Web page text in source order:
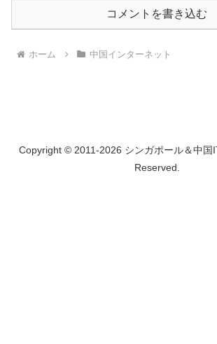
コメントを書き込む
ホーム 中国インターネット
Copyright © 2011-2026 シンガポール＆中国
Reserved.